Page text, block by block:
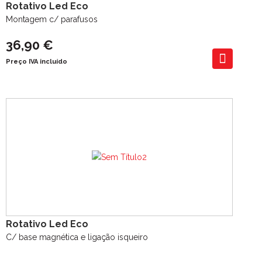
Rotativo Led Eco
Montagem c/ parafusos
36,90 €
Preço IVA incluído
Rotativo Led Eco
C/ base magnética e ligação isqueiro